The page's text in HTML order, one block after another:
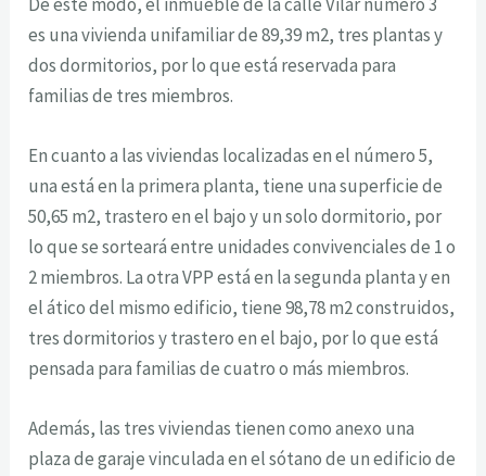
es una vivienda unifamiliar de 89,39 m2, tres plantas y
dos dormitorios, por lo que está reservada para
familias de tres miembros.
En cuanto a las viviendas localizadas en el número 5,
una está en la primera planta, tiene una superficie de
50,65 m2, trastero en el bajo y un solo dormitorio, por
lo que se sorteará entre unidades convivenciales de 1 o
2 miembros. La otra VPP está en la segunda planta y en
el ático del mismo edificio, tiene 98,78 m2 construidos,
tres dormitorios y trastero en el bajo, por lo que está
pensada para familias de cuatro o más miembros.
Además, las tres viviendas tienen como anexo una
plaza de garaje vinculada en el sótano de un edificio de